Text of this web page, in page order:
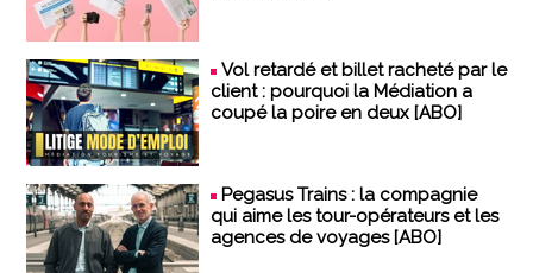
Vol retardé et billet racheté par le
client : pourquoi la Médiation a
coupé la poire en deux [ABO]
Pegasus Trains : la compagnie
qui aime les tour-opérateurs et les
agences de voyages [ABO]